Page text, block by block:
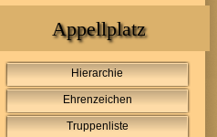
Appellplatz
Hierarchie
Ehrenzeichen
Truppenliste